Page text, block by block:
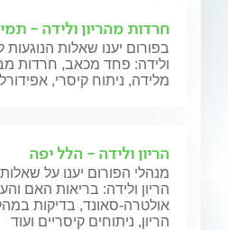
חרדות מהריון ולידה -
בפורום יענו שאלות הנוגעות
ולידה: פחד מכאב, חרדות
מלידה, ניתוח קיסרי,
הריון ולידה - הלל יפה
מנהלי הפורום יענו על
הריון ולידה: בריאות האם
אולטרה-סאונד, בדיקות
הריון, ניתוחים קיסריים ועוד